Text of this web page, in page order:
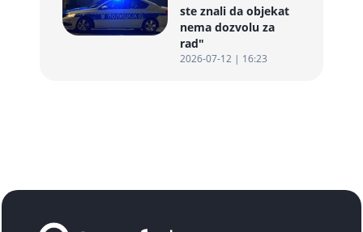
ste znali da objekat
nema dozvolu za
rad"
2026-07-12 | 16:23